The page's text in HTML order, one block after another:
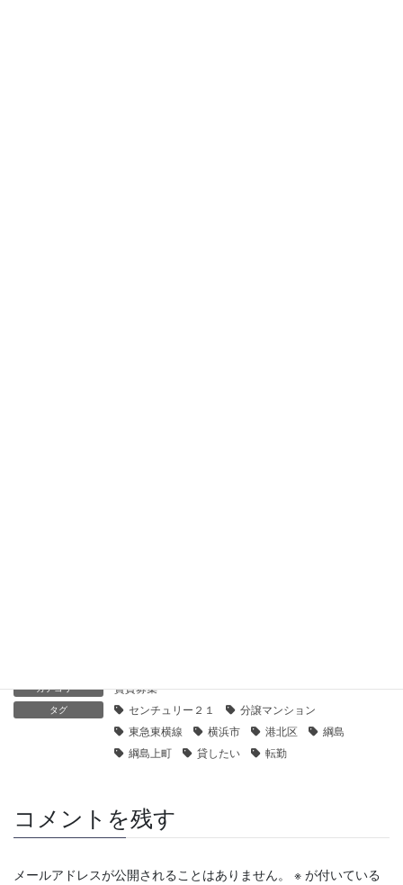
カテゴリー 賃貸募集
タグ センチュリー２１
分譲マンション
東急東横線
横浜市 港北区
綱島
綱島上町
貸したい 転勤
コメントを残す
メールアドレスが公開されることはありません。 ※ が付いている